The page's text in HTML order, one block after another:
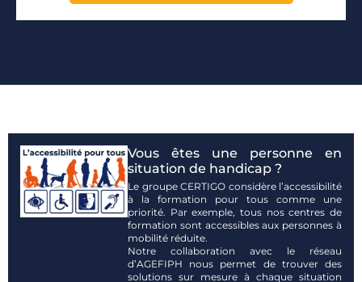
Vous êtes une personne en
situation de handicap ?
Le groupe CERTIGO considère l’accessibilité
à la formation pour tous comme une
priorité. Par exemple, tous nos centres de
formation sont accessibles aux personnes à
mobilité réduite.
Notre collaboration avec le réseau
d’AGEFIPH nous permet de trouver des
solutions sur mesure à chaque situation